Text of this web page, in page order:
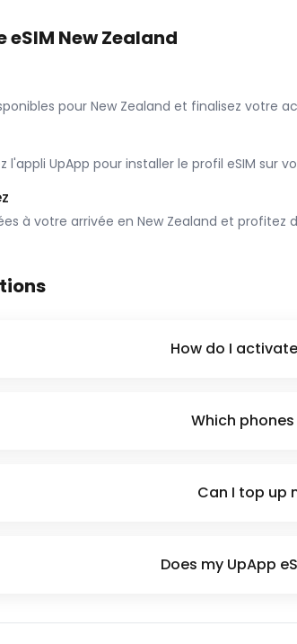
New Zealand
pour New Zealand et finalisez votre
l'appli UpApp pour installer le profil eSIM sur
à votre arrivée en New Zealand et
How do I
Which
Can I top up
Does my UpApp